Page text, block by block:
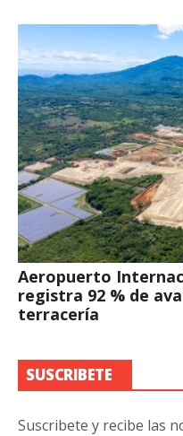
Aeropuerto
registra 92 % de
terracería
SUSCRIBETE
Suscribete y recibe las